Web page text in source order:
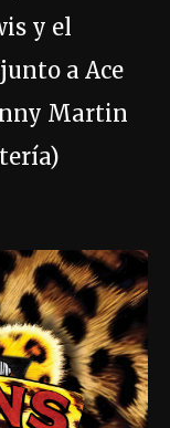
y el
a Ace
Martin